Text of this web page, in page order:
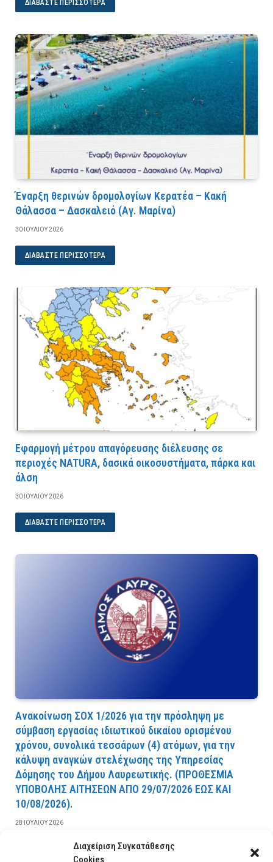
Διαχείριση Συγκατάθεσης
Cookies
ΔΙΑΒΆΣΤΕ ΠΕΡΙΣΣΌΤΕΡΑ
Έναρξη θερινών δρομολογίων Κερατέα – Κακή
Θάλασσα – Δασκαλειό (Αγ. Μαρίνα)
30 ΙΟΥΛΊΟΥ 2026
ΔΙΑΒΆΣΤΕ ΠΕΡΙΣΣΌΤΕΡΑ
Εφαρμογή μέτρου απαγόρευσης διέλευσης σε
περιοχές NATURA, δασικά οικοσυστήματα, πάρκα και
άλση
30 ΙΟΥΛΊΟΥ 2026
ΔΙΑΒΆΣΤΕ ΠΕΡΙΣΣΌΤΕΡΑ
Ανακοίνωση ΣΟΧ 1/2026 για την πρόσληψη με
σύμβαση εργασίας ιδιωτικού δικαίου ορισμένου
χρόνου, συνολικά τεσσάρων (4) ατόμων, για την
κάλυψη αναγκών στελέχωσης της Υπηρεσίας
Δόμησης του Δήμου Λαυρεωτικής. (ΠPOΘEΣMIA
YΠOBOΛHΣ AITHΣEΩN AΠO 29/07/2026 EΩΣ KAI
10/08/2026).
28 ΙΟΥΛΊΟΥ 2026
ΔΙΑΒΆΣΤΕ ΠΕΡΙΣΣΌΤΕΡΑ